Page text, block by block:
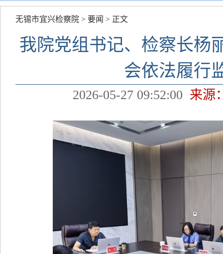
无锡市宜兴检察院 > 要闻 > 正文
我院党组书记、检察长杨
会依法履行
2026-05-27 09:52:00 来源